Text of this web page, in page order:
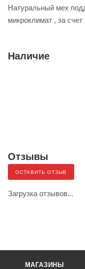
Натуральный мех
микроклимат , за счет
Наличие
Отзывы
ОСТАВИТЬ ОТЗЫВ
Загрузка отзывов...
МАГАЗИНЫ